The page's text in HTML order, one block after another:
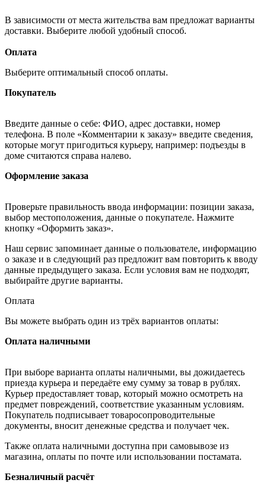
В зависимости от места жительства вам предложат варианты
доставки. Выберите любой удобный способ.
Оплата
Выберите оптимальный способ оплаты.
Покупатель
Введите данные о себе: ФИО, адрес доставки, номер
телефона. В поле «Комментарии к заказу» введите сведения,
которые могут пригодиться курьеру, например: подъезды в
доме считаются справа налево.
Оформление заказа
Проверьте правильность ввода информации: позиции заказа,
выбор местоположения, данные о покупателе. Нажмите
кнопку «Оформить заказ».
Наш сервис запоминает данные о пользователе, информацию
о заказе и в следующий раз предложит вам повторить к вводу
данные предыдущего заказа. Если условия вам не подходят,
выбирайте другие варианты.
Оплата
Вы можете выбрать один из трёх вариантов оплаты:
Оплата наличными
При выборе варианта оплаты наличными, вы дожидаетесь
приезда курьера и передаёте ему сумму за товар в рублях.
Курьер предоставляет товар, который можно осмотреть на
предмет повреждений, соответствие указанным условиям.
Покупатель подписывает товаросопроводительные
документы, вносит денежные средства и получает чек.
Также оплата наличными доступна при самовывозе из
магазина, оплаты по почте или использовании постамата.
Безналичный расчёт